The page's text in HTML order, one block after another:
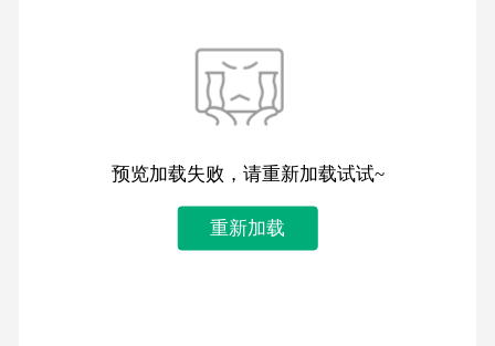
预览加载失败，请重新加载试试~
重新加载